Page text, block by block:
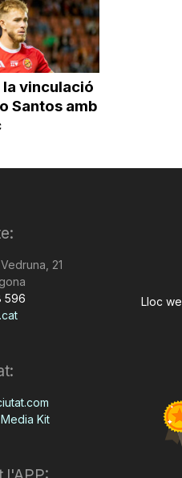
la vinculació
Santos amb
21
596
Kit
Lloc